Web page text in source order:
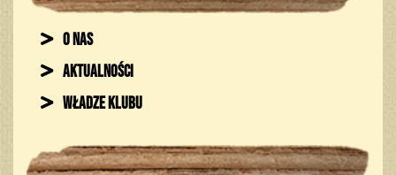
O nas
Aktualności
Władze klubu